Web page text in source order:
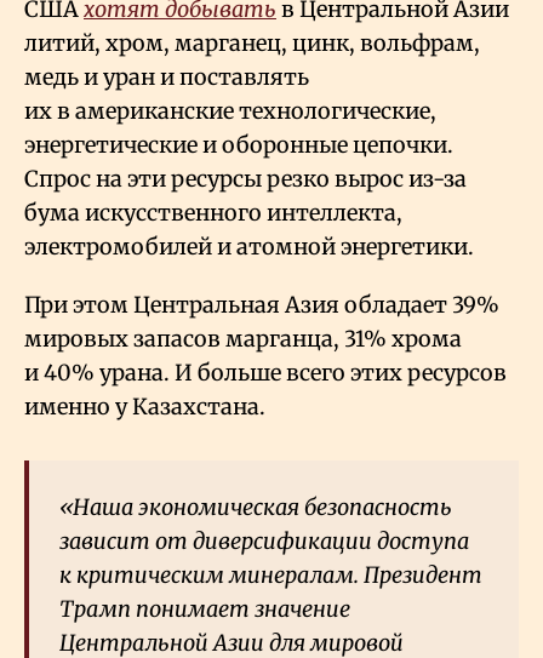
СШАхотят добывать в Центральной Азии
литий, хром, марганец, цинк, вольфрам,
медь и уран и поставлять
их в американские технологические,
энергетические и оборонные цепочки.
Спрос на эти ресурсы резко вырос из-за
бума искусственного интеллекта,
электромобилей и атомной энергетики.
При этом Центральная Азия обладает 39%
мировых запасов марганца, 31% хрома
и 40% урана. И больше всего этих ресурсов
именно у Казахстана.
«Наша экономическая безопасность
зависит от диверсификации доступа
к критическим минералам. Президент
Трамп понимает значение
Центральной Азии для мировой